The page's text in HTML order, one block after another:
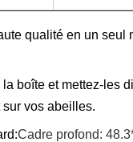
qualité en un seul
boîte et mettez-les
vos abeilles.
Cadre profond: